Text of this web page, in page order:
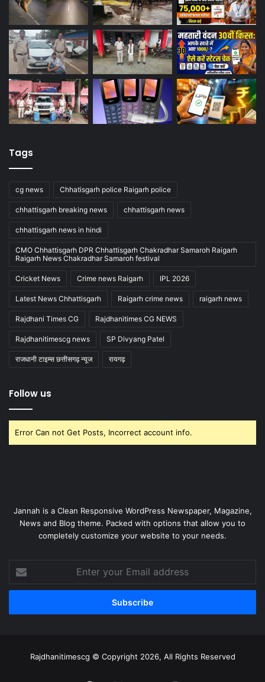
Tags
cg news Chhatisgarh police Raigarh police
chhattisgarh breaking news chhattisgarh news
chhattisgarh news in hindi
CMO Chhattisgarh DPR Chhattisgarh Chakradhar Samaroh Raigarh
Raigarh News Chakradhar Samaroh festival
Cricket News Crime news Raigarh IPL 2026
Latest News Chhattisgarh Raigarh crime news raigarh news
Rajdhani Times CG Rajdhanitimes CG NEWS
Rajdhanitimescg news SP Divyang Patel
राजधानी टाइम्स छत्तीसगढ़ न्यूज रायगढ़
Follow us
Error Can not Get Posts, Incorrect account info.
Jannah is a Clean Responsive WordPress Newspaper, Magazine,
News and Blog theme. Packed with options that allow you to
completely customize your website to your needs.
your
Email
Rajdhanitimescg © Copyright 2026, All Rights Reserved